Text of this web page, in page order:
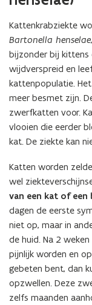
Kattenkrabziekte
Bartonella henselae
bijzonder bij kittens
wijdverspreid en
kattenpopulatie.
meer besmet zijn.
zwerfkatten voor.
vlooien die eerder
kat. De ziekte kan
Katten worden
wel
van een kat of een
dagen de eerste
niet op, maar in
de huid. Na 2
pijnlijk worden en
gebeten bent, dan
opzwellen. Deze
zelfs maanden